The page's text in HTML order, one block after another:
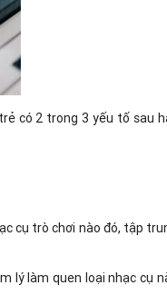
có 2 trong 3 yếu tố sau
cụ trò chơi nào đó, tập
lý làm quen loại nhạc cụ